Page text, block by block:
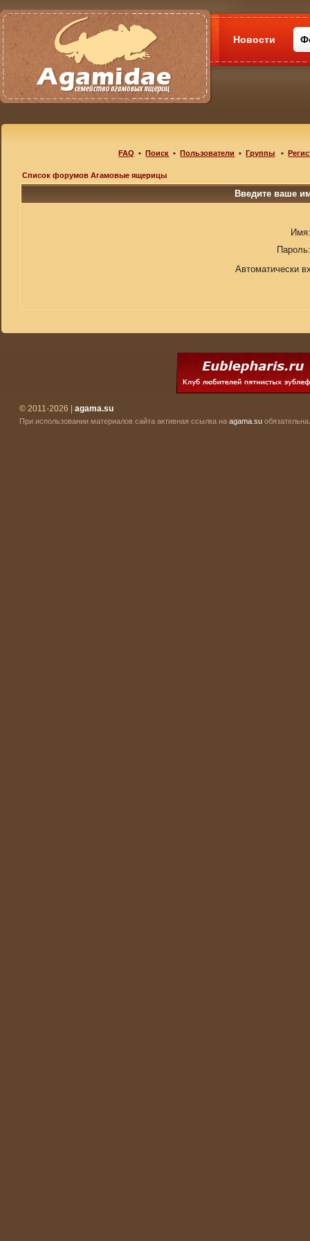
Новости
FAQ •Поиск •Пользователи •Группы •
Список форумов Агамовые ящерицы
Введите ваше
Имя:
Пароль:
Автоматически
© 2011-2026 | agama.su
При использовании материалов сайта активная ссылка на agama.su обязательна.